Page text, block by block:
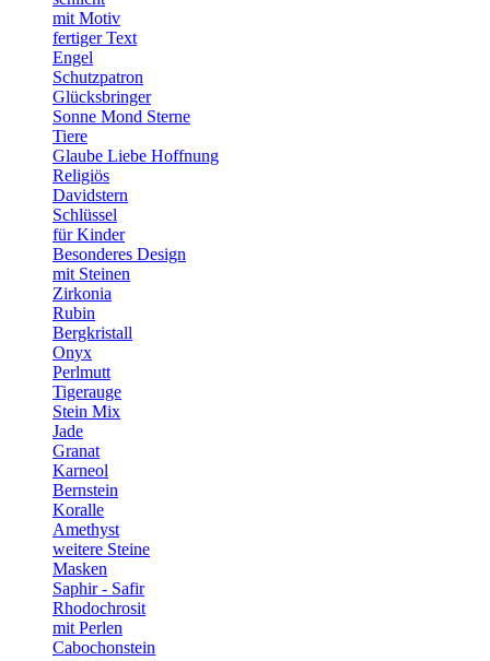
mit Motiv
fertiger Text
Engel
Schutzpatron
Glücksbringer
Sonne Mond Sterne
Tiere
Glaube Liebe Hoffnung
Religiös
Davidstern
Schlüssel
für Kinder
Besonderes Design
mit Steinen
Zirkonia
Rubin
Bergkristall
Onyx
Perlmutt
Tigerauge
Stein Mix
Jade
Granat
Karneol
Bernstein
Koralle
Amethyst
weitere Steine
Masken
Saphir - Safir
Rhodochrosit
mit Perlen
Cabochonstein